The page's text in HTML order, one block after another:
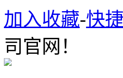
加入收藏-快
司官网！